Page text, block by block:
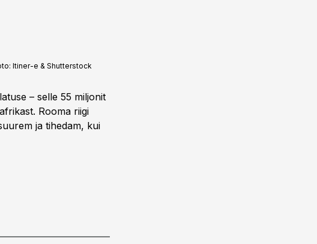
Itiner-e & Shutterstock
– selle 55 miljonit
Rooma riigi
ja tihedam, kui